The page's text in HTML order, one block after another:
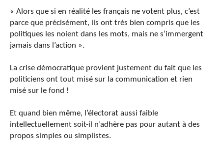
« Alors que si en réalité les français ne votent plus, c’est
parce que précisément, ils ont très bien compris que les
politiques les noient dans les mots, mais ne s’immergent
jamais dans l’action ».
La crise démocratique provient justement du fait que les
politiciens ont tout misé sur la communication et rien
misé sur le fond !
Et quand bien même, l’électorat aussi faible
intellectuellement soit-il n’adhère pas pour autant à des
propos simples ou simplistes.